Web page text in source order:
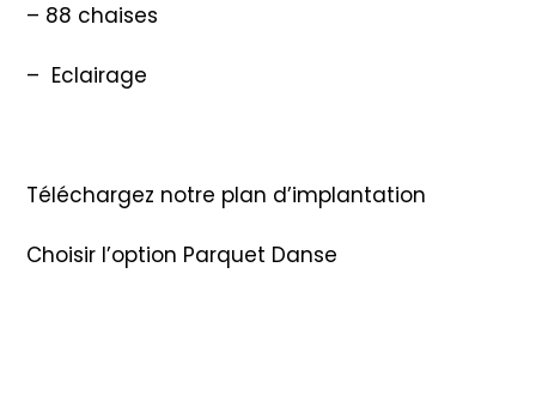
– 88 chaises
– Eclairage
Téléchargez notre plan d’implantation
Choisir l’option Parquet Danse